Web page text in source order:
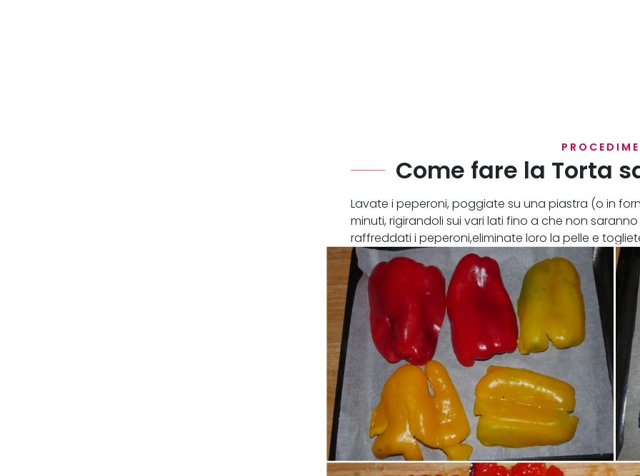
Come fare la Torta
Lavate i peperoni, poggiate su una piastra (o in
minuti, rigirandoli sui vari lati fino a che non
raffreddati i peperoni,eliminate loro la pelle e
larghe 2 cm circa e salateli